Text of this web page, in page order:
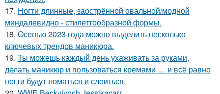
17. Ногти длинные, заострённой овальной/модной
миндалевидно - стилеттообразной формы.
18. Осенью 2023 года можно выделить несколько
ключевых трендов маникюра.
19. Ты можешь каждый день ухаживать за руками,
делать маникюр и пользоваться кремами … и всё равно
ногти будут ломаться и слоиться.